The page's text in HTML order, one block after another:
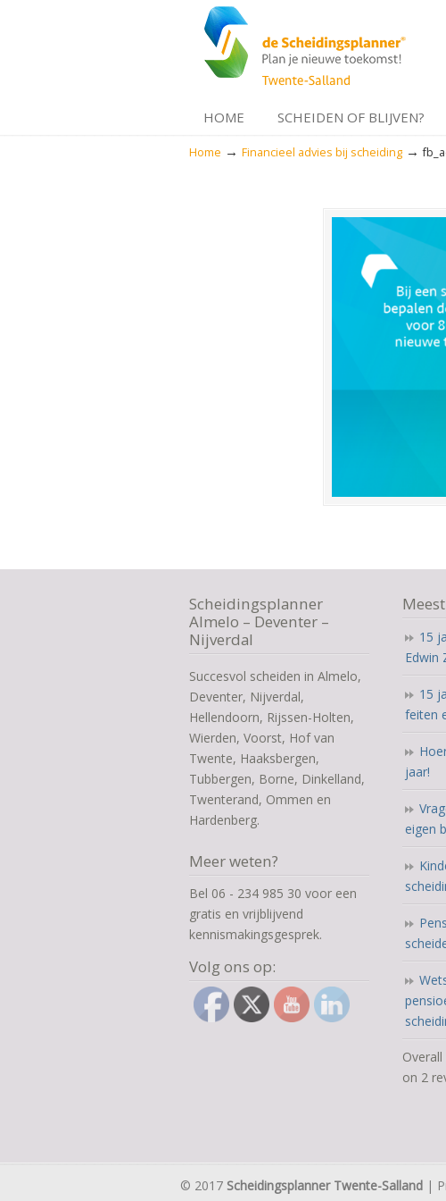
HOME SCHEIDEN OF BLIJVEN?
Navigation
Home → Financieel advies bij scheiding →
Scheidingsplanner
Almelo – Deventer –
Nijverdal
Succesvol scheiden in Almelo,
Deventer, Nijverdal,
Hellendoorn, Rijssen-Holten,
Wierden, Voorst, Hof van
Twente, Haaksbergen,
Tubbergen, Borne, Dinkelland,
Twenterand, Ommen en
Hardenberg.
Meer weten?
Bel 06 - 234 985 30 voor een
gratis en vrijblijvend
kennismakingsgesprek.
Volg ons op:
15
Edwin
15
feiten
jaar!
eigen
5,0
rating
ratings
on 2
© 2017 Scheidingsplanner Twente-Salland |